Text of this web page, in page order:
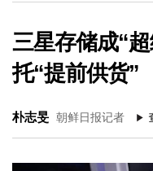
三星存储成“
托“提前供货”
朴志旻 朝鲜日报记者